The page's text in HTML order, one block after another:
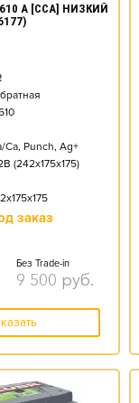
610 А [CCA] НИЗКИЙ
Ca, Punch, Ag+
(242x175x175)
заказ
Без Trade-in
9 500 руб.